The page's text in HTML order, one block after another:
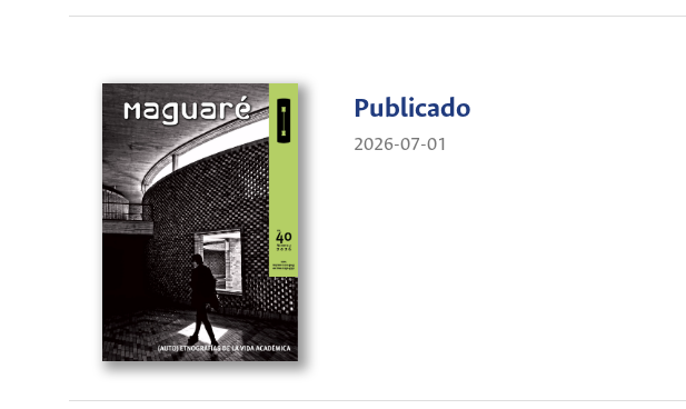
Publicado
2026-07-01